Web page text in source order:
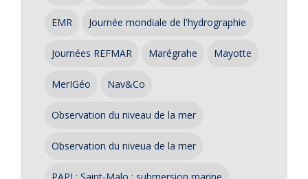
EMR Journée mondiale de l'hydrographie
Journées REFMAR Marégrahe Mayotte
MerIGéo Nav&Co
Observation du niveau de la mer
Observation du niveua de la mer